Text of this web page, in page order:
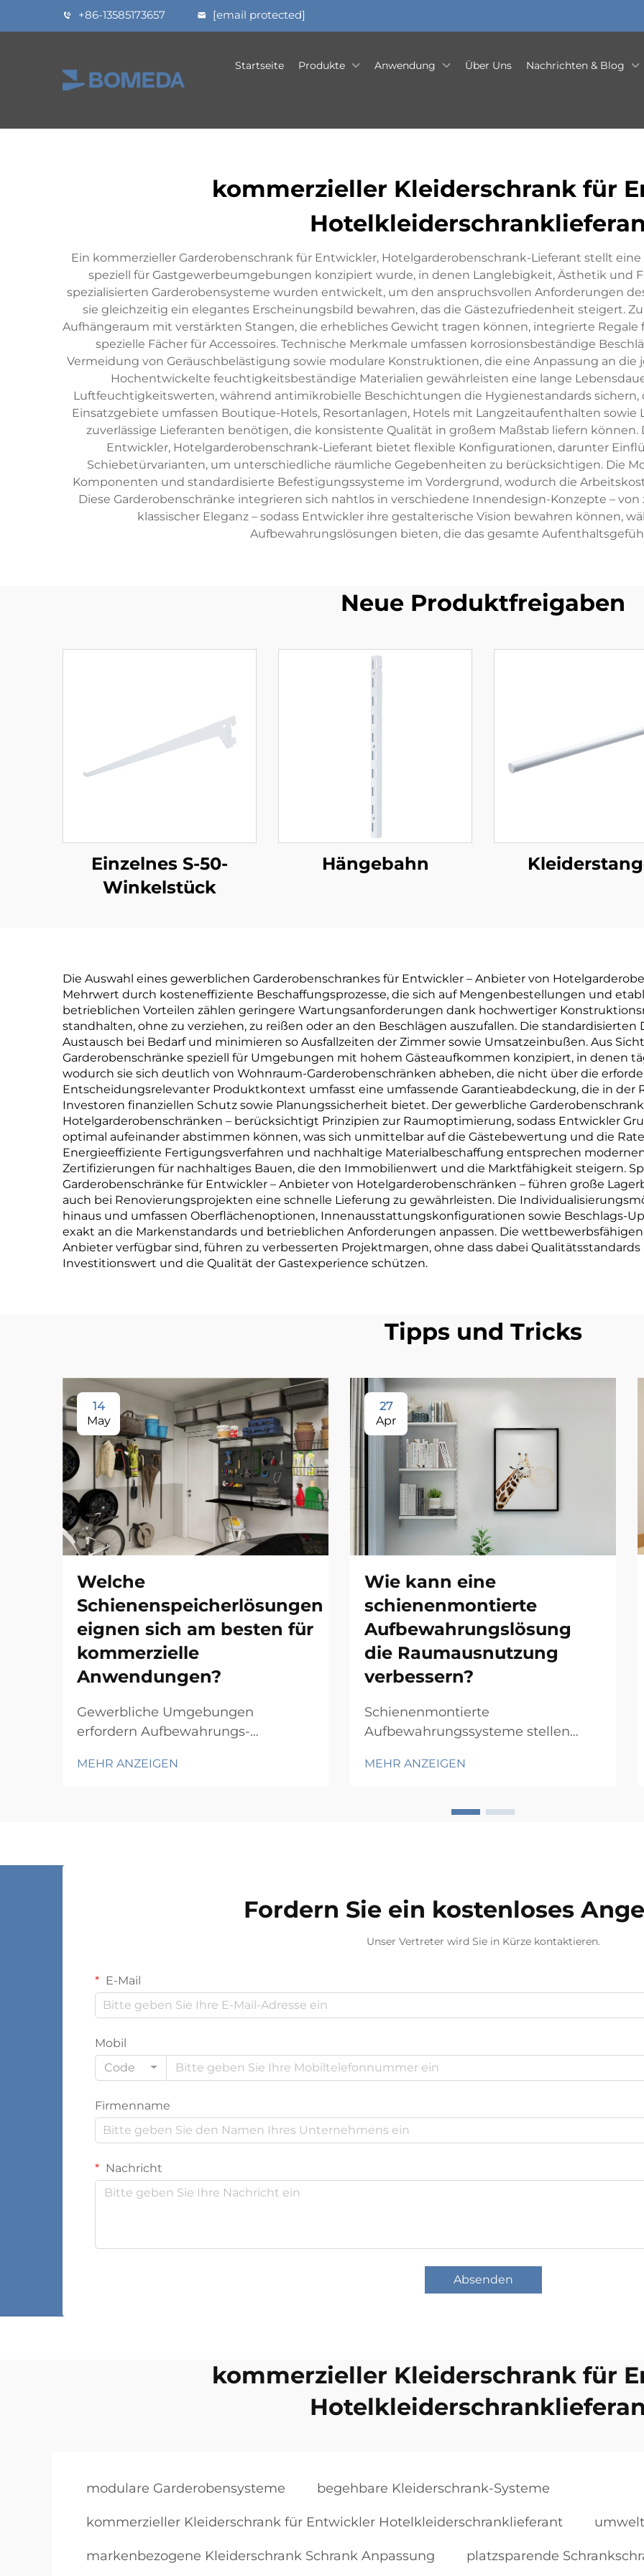
+86-13585173657 [email protected]
Startseite Produkte Anwendung Über Uns Nachrichten & Blog
kommerzieller Kleiderschrank für
Ein kommerzieller Garderobenschrank für Entwickler, Hotelgarderobenschrank-Lieferant stellt
speziell für Gastgewerbeumgebungen konzipiert wurde, in denen Langlebigkeit, Ästhetik und
spezialisierten Garderobensysteme wurden entwickelt, um den anspruchsvollen Anforderungen
sie gleichzeitig ein elegantes Erscheinungsbild bewahren, das die Gästezufriedenheit steigert.
Aufhängeraum mit verstärkten Stangen, die erhebliches Gewicht tragen können, integrierte
spezielle Fächer für Accessoires. Technische Merkmale umfassen korrosionsbeständige
Vermeidung von Geräuschbelästigung sowie modulare Konstruktionen, die eine Anpassung an
Hochentwickelte feuchtigkeitsbeständige Materialien gewährleisten eine lange
Luftfeuchtigkeitswerten, während antimikrobielle Beschichtungen die Hygienestandards sichern,
Einsatzgebiete umfassen Boutique-Hotels, Resortanlagen, Hotels mit Langzeitaufenthalten
zuverlässige Lieferanten benötigen, die konsistente Qualität in großem Maßstab liefern
Entwickler, Hotelgarderobenschrank-Lieferant bietet flexible Konfigurationen, darunter
Schiebetürvarianten, um unterschiedliche räumliche Gegebenheiten zu berücksichtigen. Die
Komponenten und standardisierte Befestigungssysteme im Vordergrund, wodurch die
Diese Garderobenschränke integrieren sich nahtlos in verschiedene Innendesign-Konzepte –
klassischer Eleganz – sodass Entwickler ihre gestalterische Vision bewahren können,
Aufbewahrungslösungen bieten, die das gesamte
Neue Produktfreigaben
Einzelnes S-50-
Winkelstück
Hängebahn
Die Auswahl eines gewerblichen Garderobenschrankes für Entwickler – Anbieter von
Mehrwert durch kosteneffiziente Beschaffungsprozesse, die sich auf Mengenbestellungen und
betrieblichen Vorteilen zählen geringere Wartungsanforderungen dank hochwertiger
standhalten, ohne zu verziehen, zu reißen oder an den Beschlägen auszufallen. Die
Austausch bei Bedarf und minimieren so Ausfallzeiten der Zimmer sowie Umsatzeinbußen. Aus
Garderobenschränke speziell für Umgebungen mit hohem Gästeaufkommen konzipiert, in denen
wodurch sie sich deutlich von Wohnraum-Garderobenschränken abheben, die nicht über die
Entscheidungsrelevanter Produktkontext umfasst eine umfassende Garantieabdeckung, die in der
Investoren finanziellen Schutz sowie Planungssicherheit bietet. Der gewerbliche
Hotelgarderobenschränken – berücksichtigt Prinzipien zur Raumoptimierung, sodass Entwickler
optimal aufeinander abstimmen können, was sich unmittelbar auf die Gästebewertung und die
Energieeffiziente Fertigungsverfahren und nachhaltige Materialbeschaffung entsprechen
Zertifizierungen für nachhaltiges Bauen, die den Immobilienwert und die Marktfähigkeit steigern.
Garderobenschränke für Entwickler – Anbieter von Hotelgarderobenschränken – führen große
auch bei Renovierungsprojekten eine schnelle Lieferung zu gewährleisten. Die
hinaus und umfassen Oberflächenoptionen, Innenausstattungskonfigurationen sowie Beschlags-
exakt an die Markenstandards und betrieblichen Anforderungen anpassen. Die
Anbieter verfügbar sind, führen zu verbesserten Projektmargen, ohne dass dabei
Investitionswert und die Qualität der Gastexperience schützen.
Tipps und Tricks
14
May
Welche
Schienenspeicherlösungen
eignen sich am besten für
kommerzielle
Anwendungen?
Gewerbliche Umgebungen
erfordern Aufbewahrungs-
Langlebigkeit, Funktionalität und
Produktionsstätten hängt die Wahl...
MEHR ANZEIGEN
27
Apr
Wie kann eine
schienenmontierte
Aufbewahrungslösung
die Raumausnutzung
verbessern?
Schienenmontierte
Aufbewahrungssysteme stellen
Maximierung der Raumeffizienz in
dar. Durch die Nutzung
Lösungen eine...
MEHR ANZEIGEN
Fordern Sie ein kostenloses
Unser Vertreter wird Sie in Kürze kontaktieren.
E-Mail
Mobil
Code
Firmenname
Nachricht
Absenden
kommerzieller Kleiderschrank für
modulare Garderobensysteme begehbare Kleiderschrank-Systeme
kommerzieller Kleiderschrank für Entwickler Hotelkleiderschranklieferant
markenbezogene Kleiderschrank Schrank Anpassung platzsparende